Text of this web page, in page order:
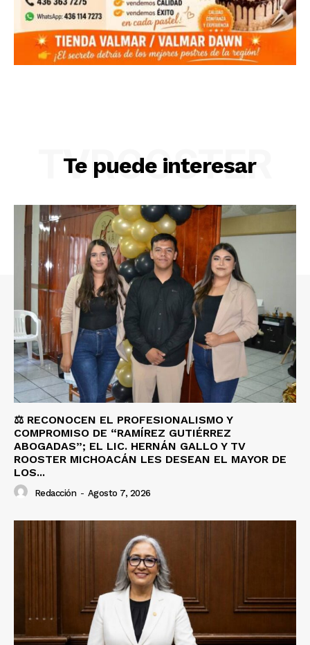
Te puede interesar
TVROOSTER
⚖️ RECONOCEN EL PROFESIONALISMO Y
COMPROMISO DE “RAMÍREZ GUTIÉRREZ
ABOGADAS”; EL LIC. HERNÁN GALLO Y TV
ROOSTER MICHOACÁN LES DESEAN EL MAYOR DE
LOS...
Redacción - Agosto 7, 2026